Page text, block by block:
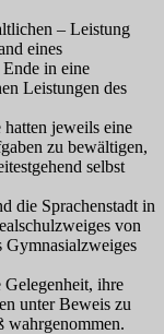
– Leistung
eines
in eine
Leistungen des
jeweils eine
zu bewältigen,
selbst
die Sprachenstadt in
von
Gymnasialzweiges
Gelegenheit, ihre
unter Beweis zu
wahrgenommen.